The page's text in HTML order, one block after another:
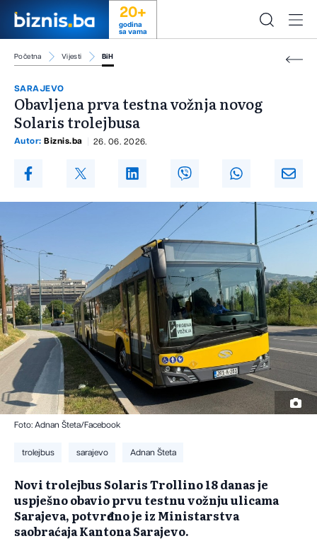
20+
godina
sa vama
Početna Vijesti BiH
SARAJEVO
Obavljena prva testna vožnja novog
Solaris trolejbusa
Autor: Biznis.ba 26. 06. 2026.
Foto: Adnan Šteta/Facebook
trolejbus sarajevo Adnan Šteta
Novi trolejbus Solaris Trollino 18 danas je
uspješno obavio prvu testnu vožnju ulicama
Sarajeva, potvrđeno je iz Ministarstva
saobraćaja Kantona Sarajevo.